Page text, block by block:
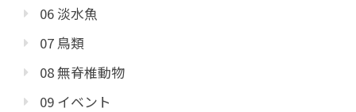
06 淡水魚
07 鳥類
08 無脊椎動物
09 イベント